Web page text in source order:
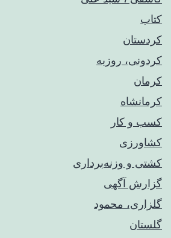
کتاب
کردستان
کردونی، روزبه
کرمان
کرمانشاه
کسب و کار
کشاورزی
کشتی و وزنه‌برداری
گزارش آگهی
گلزاری، محمود
گلستان